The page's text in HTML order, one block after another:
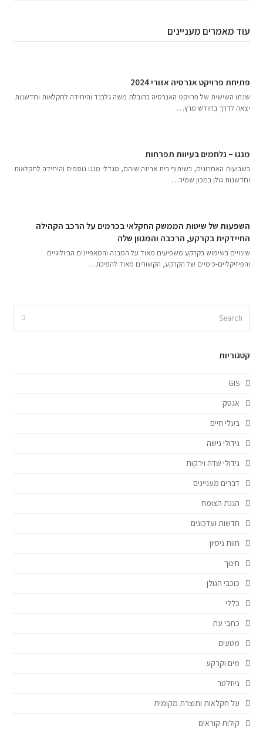
עוד מאמרים מעניינים
פתיחת פרויקט אנרסיה אזורי 2024
שנתו השישית של פרויקט האנרסיה בהובלת משה גלבנד והיחידה לחקלאות וחדשנות
יצאה לדרך בחודש מרץ…
מנגו – נלחמים בעיוות תפרחות
בשבועות האחרונים, בשיתוף בית אריזה שוהם, מגדלי מנגו נוספים והיחידה לחקלאות
וחדשנות גולן במכון שמיר…
השפעות של שיטות הממשק החקלאי בכרמים על הרכב הקהילה
החיידקית בקרקע, הרכבה והמגוון שלה
שינויים בשימוש בקרקע משפיעים מאוד על המבנה והמאפיינים הביולוגיים
והפיזיקליים-כימיים של הקרקע, הקשורים מאוד להפיכת…
קטגוריות
GIS
אגטק
בעלי חיים
גידולי נישה
גידולי שדה וירקות
דברים מעניינים
הגנת הצומח
חדשות ועדכונים
חוות ניסיון
חינוך
כוכבי הגולן
כללי
כתבי עת
מטעים
מים וקרקע
ניוזלטר
על חקלאות ותוצרת מקומית
קולות קוראים